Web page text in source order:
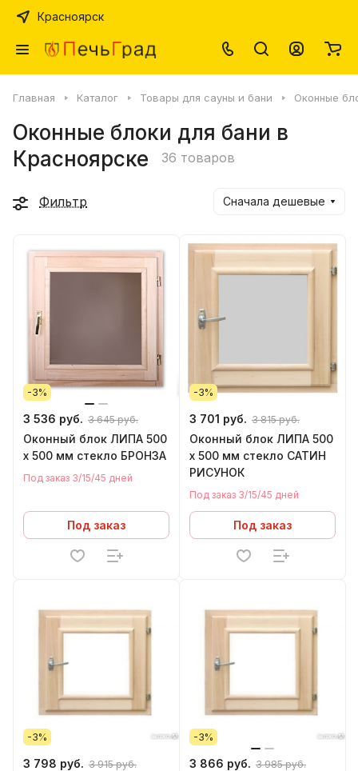
Красноярск
Главная Каталог Товары для сауны и бани Оконные
Оконные блоки для бани в
Красноярске
36 товаров
Фильтр Сначала дешевые
-3%
3 536 руб. 3 645 руб.
Оконный блок ЛИПА 500
х 500 мм стекло БРОНЗА
Под заказ 3/15/45 дней
Под заказ
-3%
3 701 руб. 3 815 руб.
Оконный блок ЛИПА 500
х 500 мм стекло САТИН
РИСУНОК
Под заказ 3/15/45 дней
Под заказ
-3%
3 798 руб. 3 915 руб.
-3%
3 866 руб. 3 985 руб.